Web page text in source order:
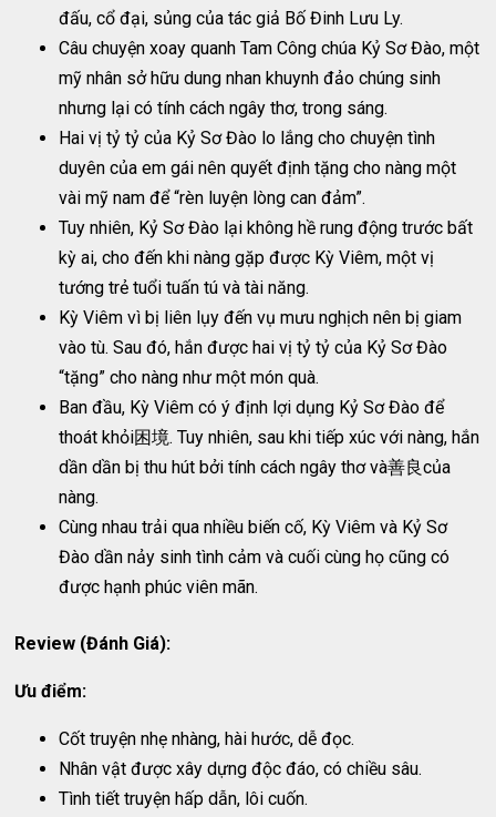
đấu, cổ đại, sủng của tác giả Bố Đinh Lưu Ly.
Câu chuyện xoay quanh Tam Công chúa Kỷ Sơ Đào, một
mỹ nhân sở hữu dung nhan khuynh đảo chúng sinh
nhưng lại có tính cách ngây thơ, trong sáng.
Hai vị tỷ tỷ của Kỷ Sơ Đào lo lắng cho chuyện tình
duyên của em gái nên quyết định tặng cho nàng một
vài mỹ nam để “rèn luyện lòng can đảm”.
Tuy nhiên, Kỷ Sơ Đào lại không hề rung động trước bất
kỳ ai, cho đến khi nàng gặp được Kỳ Viêm, một vị
tướng trẻ tuổi tuấn tú và tài năng.
Kỳ Viêm vì bị liên lụy đến vụ mưu nghịch nên bị giam
vào tù. Sau đó, hắn được hai vị tỷ tỷ của Kỷ Sơ Đào
“tặng” cho nàng như một món quà.
Ban đầu, Kỳ Viêm có ý định lợi dụng Kỷ Sơ Đào để
thoát khỏi困境. Tuy nhiên, sau khi tiếp xúc với nàng, hắn
dần dần bị thu hút bởi tính cách ngây thơ và善良của
nàng.
Cùng nhau trải qua nhiều biến cố, Kỳ Viêm và Kỷ Sơ
Đào dần nảy sinh tình cảm và cuối cùng họ cũng có
được hạnh phúc viên mãn.
Review (Đánh Giá):
Ưu điểm:
Cốt truyện nhẹ nhàng, hài hước, dễ đọc.
Nhân vật được xây dựng độc đáo, có chiều sâu.
Tình tiết truyện hấp dẫn, lôi cuốn.